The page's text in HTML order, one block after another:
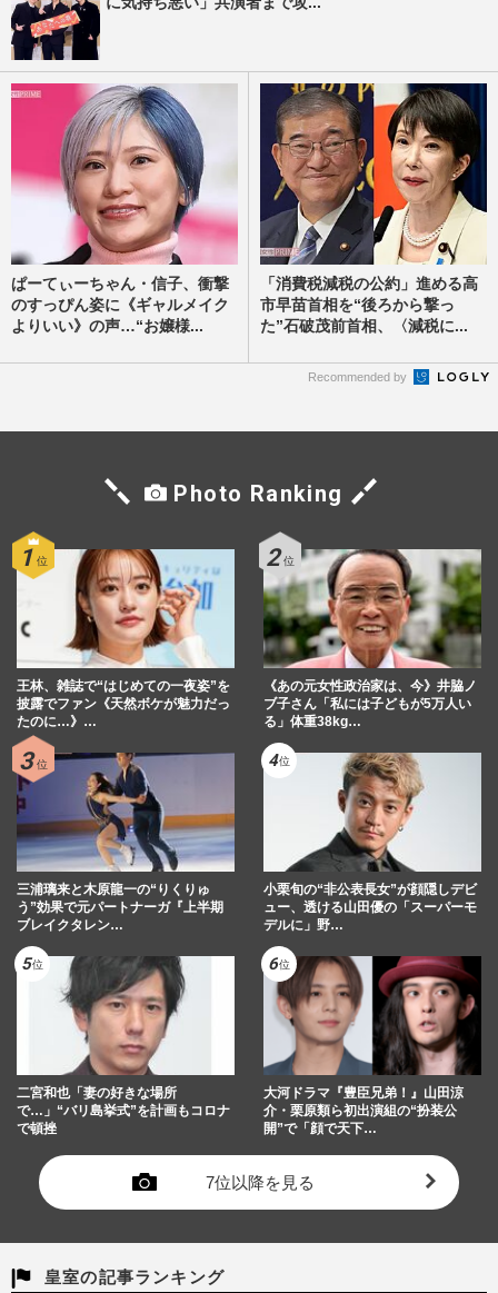
ぱーてぃーちゃん・信子、衝撃
のすっぴん姿に《ギャルメイク
よりいい》の声…“お嬢様...
「消費税減税の公約」進める高
市早苗首相を“後ろから撃っ
た”石破茂前首相、〈減税に...
Recommended by
Photo Ranking
王林、雑誌で“はじめての一夜姿”を
披露でファン《天然ボケが魅力だっ
たのに…》…
《あの元女性政治家は、今》井脇ノ
ブ子さん「私には子どもが5万人い
る」体重38kg…
三浦璃来と木原龍一の“りくりゅ
う”効果で元パートナーガ『上半期
ブレイクタレン…
小栗旬の“非公表長女”が顔隠しデビ
ュー、透ける山田優の「スーパーモ
デルに」野…
二宮和也「妻の好きな場所
で…」“バリ島挙式”を計画もコロナ
で頓挫
大河ドラマ『豊臣兄弟！』山田涼
介・栗原類ら初出演組の“扮装公
開”で「顔で天下…
7位以降を見る
皇室の記事ランキング